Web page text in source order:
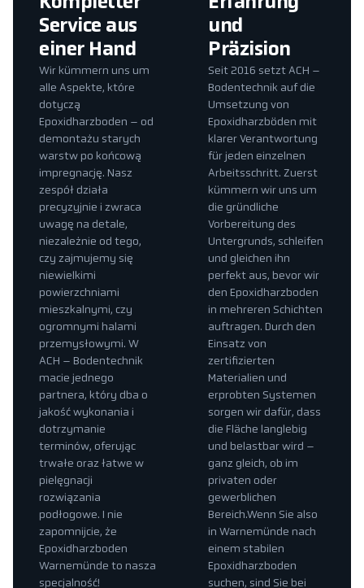
und
Präzision
Seit 2016 setzt ACH –
Bodentechnik auf die
Umsetzung von
Epoxidharzböden mit
klarer Verantwortung
für jeden einzelnen
Arbeitsschritt. Zuerst
kümmern wir uns um
die gründliche
Vorbereitung des
Untergrunds, schleifen
und gleichen ihn
perfekt aus, bevor wir
den Epoxidharzboden
in mehreren Schichten
auftragen. Durch den
Einsatz von
zertifizierten
Materialien und
erprobten Systemen
sorgen wir dafür, dass
die Fläche langlebig
und belastbar wird –
ganz gleich, ob im
privaten oder
gewerblichen
Bereich.Wenn Sie also
in Warnemünde nach
einem stabilen
Epoxidharzboden
suchen, sind Sie bei
Service aus
einer Hand
Wir kümmern uns um
alle Aspekte, które
dotyczą
Epoxidharzboden – od
demontażu starych
warstw po końcową
impregnację. Nasz
zespół działa
precyzyjnie i zwraca
uwagę na detale,
niezależnie od tego,
czy zajmujemy się
niewielkimi
powierzchniami
mieszkalnymi, czy
ogromnymi halami
przemysłowymi. W
ACH – Bodentechnik
macie jednego
partnera, który dba o
jakość wykonania i
dotrzymanie
terminów, oferując
trwałe oraz łatwe w
pielęgnacji
rozwiązania
podłogowe. I nie
zapomnijcie, że
Epoxidharzboden
Warnemünde to nasza
specjalność!